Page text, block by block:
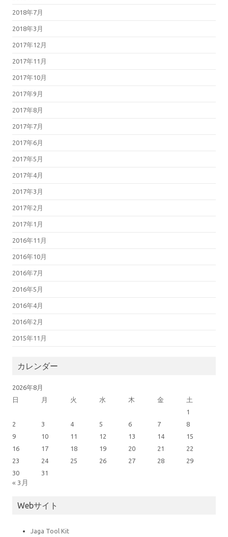
2018年7月
2018年3月
2017年12月
2017年11月
2017年10月
2017年9月
2017年8月
2017年7月
2017年6月
2017年5月
2017年4月
2017年3月
2017年2月
2017年1月
2016年11月
2016年10月
2016年7月
2016年5月
2016年4月
2016年2月
2015年11月
カレンダー
2026年8月
日
月 火 水 木 金
土
1
2
3 4 5 6 7
8
9
10 11 12 13 14
15
16
17 18 19 20 21
22
23
24 25 26 27 28
29
30
31
« 3月
Webサイト
Jaga Tool Kit